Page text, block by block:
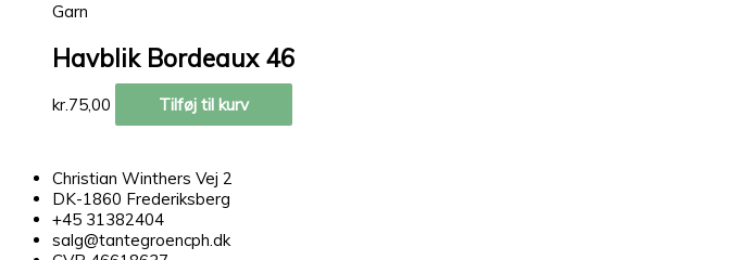
Garn
Havblik Bordeaux 46
kr. 75,00 Tilføj til kurv
Christian Winthers Vej 2
DK-1860 Frederiksberg
+45 31382404
salg@tantegroencph.dk